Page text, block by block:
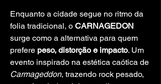
Enquanto a cidade segue no ritmo da
folia tradicional, o CARNAGEDON
surge como a alternativa para quem
prefere peso, distorção e impacto. Um
evento inspirado na estética caótica de
Carmageddon, trazendo rock pesado,